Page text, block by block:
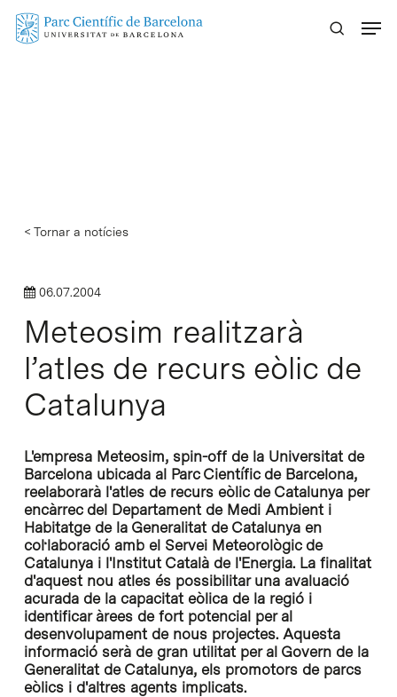
Skip
< Tornar a notícies
06.07.2004
Meteosim realitzarà
l’atles de recurs eòlic de
Catalunya
L'empresa Meteosim, spin-off de la Universitat de
Barcelona ubicada al Parc Científic de Barcelona,
reelaborarà l'atles de recurs eòlic de Catalunya per
encàrrec del Departament de Medi Ambient i
Habitatge de la Generalitat de Catalunya en
col·laboració amb el Servei Meteorològic de
Catalunya i l'Institut Català de l'Energia. La finalitat
d'aquest nou atles és possibilitar una avaluació
acurada de la capacitat eòlica de la regió i
identificar àrees de fort potencial per al
desenvolupament de nous projectes. Aquesta
informació serà de gran utilitat per al Govern de la
Generalitat de Catalunya, els promotors de parcs
eòlics i d'altres agents implicats.